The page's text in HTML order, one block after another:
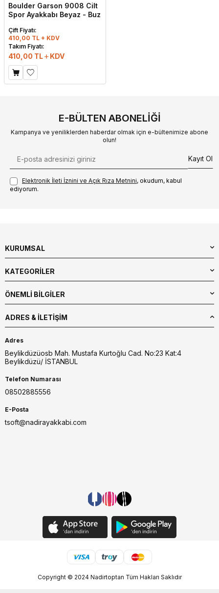
Boulder Garson 9008 Cilt
Spor Ayakkabı Beyaz - Buz
Çift Fiyatı:
410,00 TL + KDV
Takım Fiyatı:
410,00 TL KDV
E-BÜLTEN ABONELIĞI
Kampanya ve yeniliklerden haberdar olmak için e-bültenimize abone
olun!
Kayıt Ol
Elektronik İleti İzni‌ni ve Açık Rıza Metni‌ni, okudum, kabul
ediyorum.
KURUMSAL
KATEGORİLER
ÖNEMLİ BİLGİLER
ADRES & İLETIŞIM
Adres
Beylikdüzüosb Mah. Mustafa Kurtoğlu Cad. No:23 Kat:4
Beylikdüzü/ İSTANBUL
Telefon Numarası
08502885556
E-Posta
tsoft@nadirayakkabi.com
Copyright © 2024 Nadirtoptan Tüm Hakları Saklıdır